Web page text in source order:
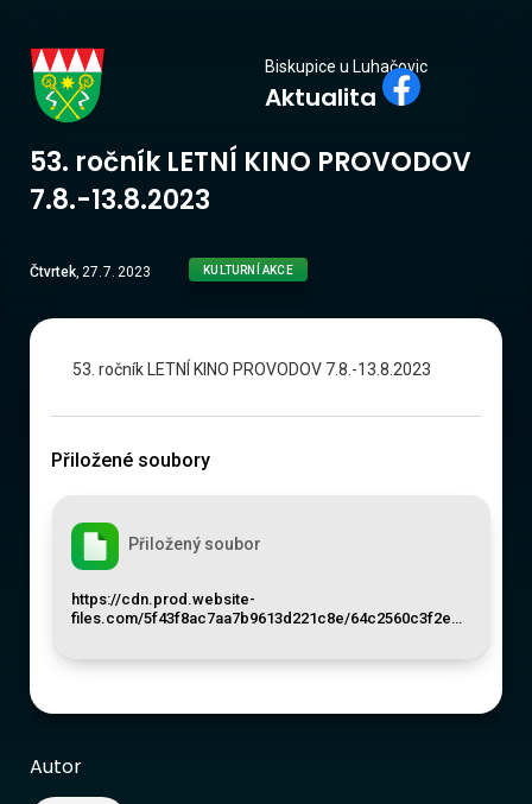
u Luhačovic
Biskupice u Luhačovic
Aktualita
53. ročník LETNÍ KINO PROVODOV
7.8.-13.8.2023
Čtvrtek, 27.7. 2023 KULTURNÍ AKCE
ročník LETNÍ KINO PROVODOV 7.8.-13.8.2023
Přiložené soubory
Přiložený soubor
https://cdn.prod.website-
files.com/5f43f8ac7aa7b9613d221c8e/64c2560c3f2e…
Autor